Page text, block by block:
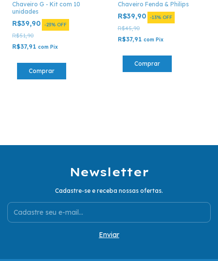
Chaveiro G - Kit com 10
unidades
R$39,90 -23% OFF
R$51,90
R$37,91 com Pix
Chaveiro Fenda & Philips
R$39,90 -13% OFF
R$45,90
R$37,91 com Pix
Newsletter
Cadastre-se e receba nossas ofertas.